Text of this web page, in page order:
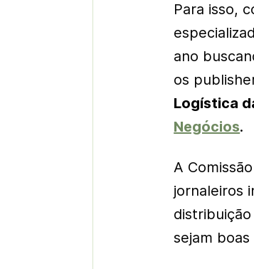
Para isso,
ano
os
Logística
Negócios.
A
jornaleiros
sejam